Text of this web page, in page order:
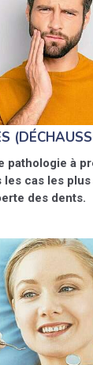
pathologie à
cas les
des dents.